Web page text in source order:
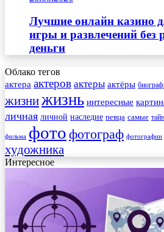
Лучшие онлайн казино
игры и развлечений без
деньги
Облако тегов
актера актеров актеры актёры
жизнижизнь интересные
личная личной наследие певца самые
фильма фото фотограф фотографии
художника
Интересное